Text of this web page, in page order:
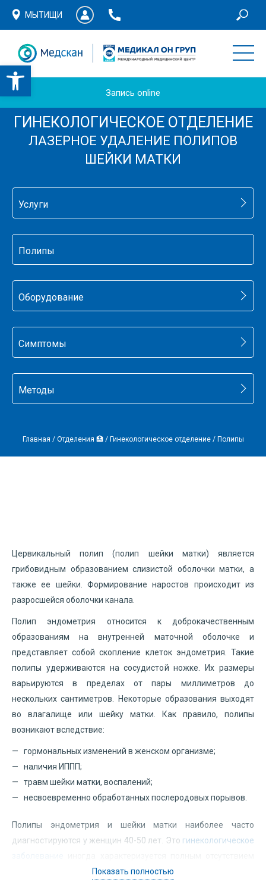
МЫТИЩИ
Запись online
ГИНЕКОЛОГИЧЕСКОЕ ОТДЕЛЕНИЕ
ЛАЗЕРНОЕ УДАЛЕНИЕ ПОЛИПОВ
ШЕЙКИ МАТКИ
Услуги
Полипы
Оборудование
Симптомы
Методы
Главная / Отделения 🏥/ Гинекологическое отделение/ Полипы
Цервикальный полип (полип шейки матки) является
грибовидным образованием слизистой оболочки матки, а
также ее шейки. Формирование наростов происходит из
разросшейся оболочки канала.
Полип эндометрия относится к доброкачественным
образованиям на внутренней маточной оболочке и
представляет собой скопление клеток эндометрия. Такие
полипы удерживаются на сосудистой ножке. Их размеры
варьируются в пределах от пары миллиметров до
нескольких сантиметров. Некоторые образования выходят
во влагалище или шейку матки. Как правило, полипы
возникают вследствие:
гормональных изменений в женском организме;
наличия ИППП;
травм шейки матки, воспалений;
несвоевременно обработанных послеродовых порывов.
Полипы эндометрия и шейки матки наиболее часто
диагностируются у женщин 40-50 лет. Это гинекологическое
симптомов, поэтому существует опасность превращения
Показать полностью